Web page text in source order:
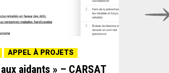
APPEL À PROJETS
aidants » – CARSAT